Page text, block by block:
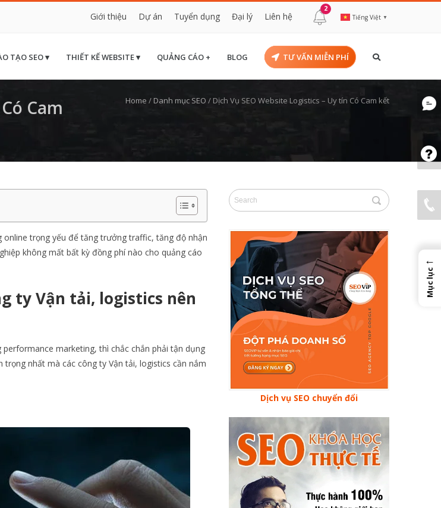
Giới thiệu Dự án Tuyển dụng Đại lý Liên hệ
2
Tiếng Việt ▼
TẠO SEO ▾ THIẾT KẾ WEBSITE ▾ QUẢNG CÁO + BLOG TƯ VẤN MIỄN PHÍ
Cam
Home / Danh mục SEO /Dịch Vụ SEO Website Logistics – Uy tín Có Cam kết
trọng yếu để tăng trưởng traffic, tăng độ nhận
không mất bất kỳ đồng phí nào cho quảng cáo
ty Vận tải, logistics nên
marketing, thì chắc chắn phải tận dụng
nhất mà các công ty Vận tải, logistics cần nắm
Dịch vụ SEO chuyển đổi
←
Mục lục